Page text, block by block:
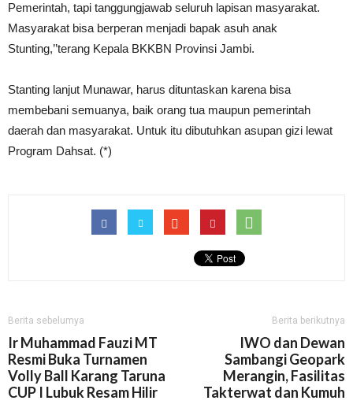
Pemerintah, tapi tanggungjawab seluruh lapisan masyarakat.
Masyarakat bisa berperan menjadi bapak asuh anak
Stunting,’’terang Kepala BKKBN Provinsi Jambi.
Stanting lanjut Munawar, harus dituntaskan karena bisa
membebani semuanya, baik orang tua maupun pemerintah
daerah dan masyarakat. Untuk itu dibutuhkan asupan gizi lewat
Program Dahsat. (*)
Berita sebelumya
Ir Muhammad Fauzi MT
Resmi Buka Turnamen
Volly Ball Karang Taruna
CUP I Lubuk Resam Hilir
Berita berikutnya
IWO dan Dewan
Sambangi Geopark
Merangin, Fasilitas
Takterwat dan Kumuh